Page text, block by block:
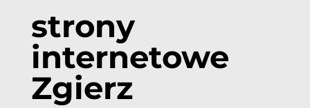
strony
internetowe
Zgierz